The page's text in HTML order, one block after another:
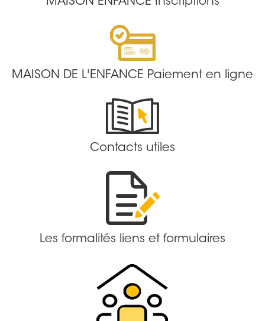
MAISON DE L'ENFANCE Paiement en ligne
Contacts utiles
Les formalités liens et formulaires